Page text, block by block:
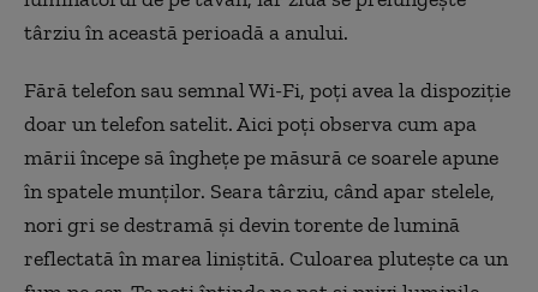
târziu în această perioadă a anului.
Fără telefon sau semnal Wi-Fi, poți avea la dispoziție
doar un telefon satelit. Aici poți observa cum apa
mării începe să înghețe pe măsură ce soarele apune
în spatele munților. Seara târziu, când apar stelele,
nori gri se destramă și devin torente de lumină
reflectată în marea liniștită. Culoarea plutește ca un